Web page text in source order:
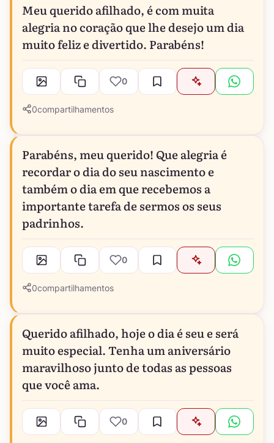
Meu querido afilhado, é com muita
alegria no coração que lhe desejo um dia
muito feliz e divertido. Parabéns!
0
0compartilhamentos
Parabéns, meu querido! Que alegria é
recordar o dia do seu nascimento e
também o dia em que recebemos a
importante tarefa de sermos os seus
padrinhos.
0
0compartilhamentos
Querido afilhado, hoje o dia é seu e será
muito especial. Tenha um aniversário
maravilhoso junto de todas as pessoas
que você ama.
0